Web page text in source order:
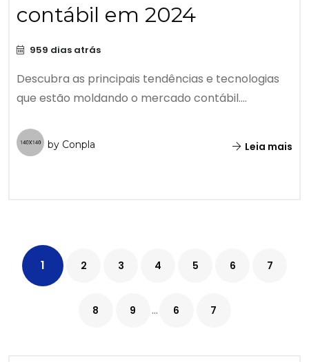
contábil em 2024
959 dias atrás
Descubra as principais tendências e tecnologias
que estão moldando o mercado contábil....
by Conpla Leia mais
1 2 3 4 5 6 7
8 9 ... 6 7